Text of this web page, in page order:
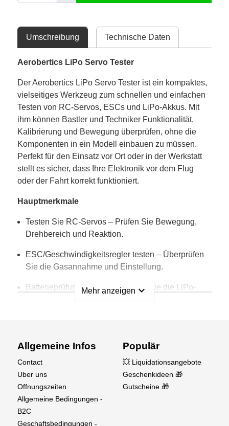
Umschreibung Technische Daten
Aerobertics LiPo Servo Tester
Der Aerobertics LiPo Servo Tester ist ein kompaktes,
vielseitiges Werkzeug zum schnellen und einfachen
Testen von RC-Servos, ESCs und LiPo-Akkus. Mit
ihm können Bastler und Techniker Funktionalität,
Kalibrierung und Bewegung überprüfen, ohne die
Komponenten in ein Modell einbauen zu müssen.
Perfekt für den Einsatz vor Ort oder in der Werkstatt
stellt es sicher, dass Ihre Elektronik vor dem Flug
oder der Fahrt korrekt funktioniert.
Hauptmerkmale
Testen Sie RC-Servos – Prüfen Sie Bewegung,
Drehbereich und Reaktion.
ESC/Geschwindigkeitsregler testen – Überprüfen
Sie die Gasannahme und Einstellung.
Batterieprüfungsfunktion – Testen Sie die LiPo-
Spannung und die Verbindungen sicher.
Einfache Bedienung – Plug-and-Play für eine
schnelle Diagnose ohne komplexe Einrichtung.
Ideal für
RC Flugzeuge, Autos, und Boote
Mehr anzeigen expand_more
Allgemeine Infos
Contact
Uber uns
Offnungszeiten
Allgemeine Bedingungen -
B2C
Geschaftsbedingungen -
Populär
💥 Liquidationsangebote
Geschenkideen 🎁
Gutscheine 🎁